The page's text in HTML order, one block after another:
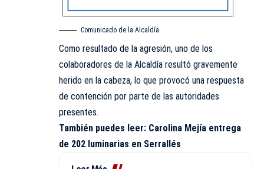
Comunicado de la Alcaldía
Como resultado de la agresión, uno de los
colaboradores de la Alcaldía resultó gravemente
herido en la cabeza, lo que provocó una respuesta
de contención por parte de las autoridades
presentes.
También puedes leer: Carolina Mejía entrega
de 202 luminarias en Serrallés